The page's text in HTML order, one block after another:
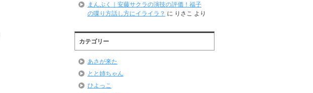
まんぷく｜安藤サクラの演技の評価！福子
の喋り方話し方にイライラ？ に りさこ より
カテゴリー
あさが来た
とと姉ちゃん
ひよっこ